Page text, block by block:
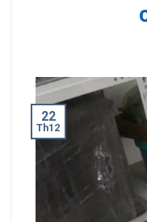
22
Th12